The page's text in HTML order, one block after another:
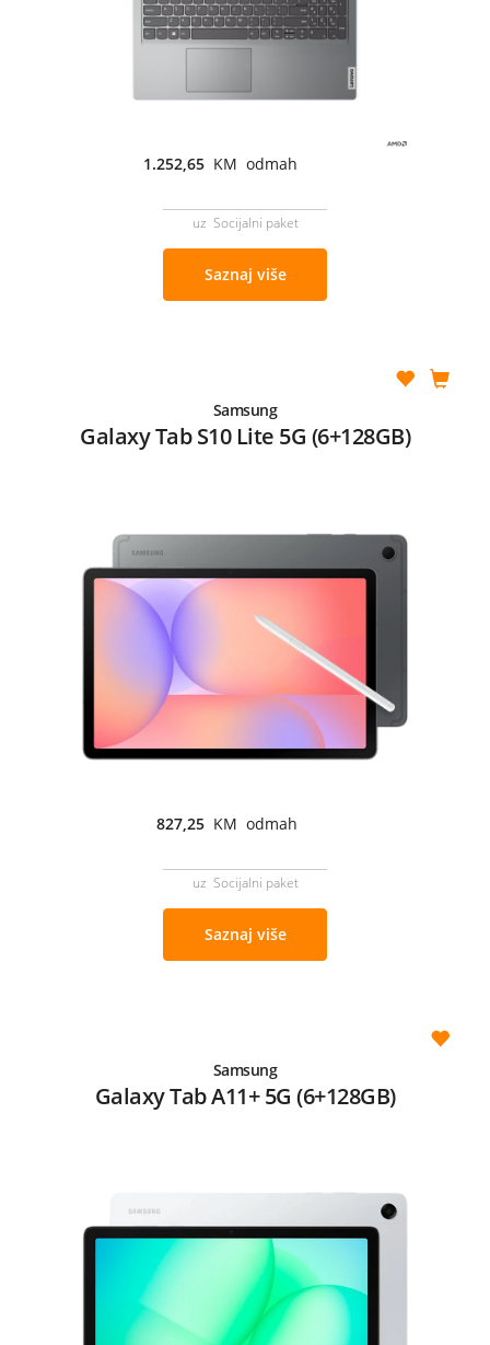
1.252,65 KM odmah
uz Socijalni paket
Saznaj više
Samsung
Galaxy Tab S10 Lite 5G (6+128GB)
827,25 KM odmah
uz Socijalni paket
Saznaj više
Samsung
Galaxy Tab A11+ 5G (6+128GB)